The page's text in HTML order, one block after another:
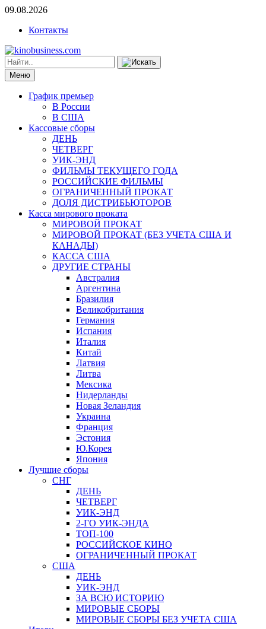
09.08.2026
Контакты
Меню
График премьер
В России
В США
Кассовые сборы
ДЕНЬ
ЧЕТВЕРГ
УИК-ЭНД
ФИЛЬМЫ ТЕКУЩЕГО ГОДА
РОССИЙСКИЕ ФИЛЬМЫ
ОГРАНИЧЕННЫЙ ПРОКАТ
ДОЛЯ ДИСТРИБЬЮТОРОВ
Касса мирового проката
МИРОВОЙ ПРОКАТ
МИРОВОЙ ПРОКАТ (БЕЗ УЧЕТА США И
КАНАДЫ)
КАССА США
ДРУГИЕ СТРАНЫ
Австралия
Аргентина
Бразилия
Великобритания
Германия
Испания
Италия
Китай
Латвия
Литва
Мексика
Нидерланды
Новая Зеландия
Украина
Франция
Эстония
Ю.Корея
Япония
Лучшие сборы
СНГ
ДЕНЬ
ЧЕТВЕРГ
УИК-ЭНД
2-ГО УИК-ЭНДА
ТОП-100
РОССИЙСКОЕ КИНО
ОГРАНИЧЕННЫЙ ПРОКАТ
США
ДЕНЬ
УИК-ЭНД
ЗА ВСЮ ИСТОРИЮ
МИРОВЫЕ СБОРЫ
МИРОВЫЕ СБОРЫ БЕЗ УЧЕТА США